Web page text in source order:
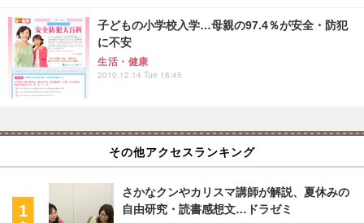
子どもの小学校入学…母親の97.4％が安全・防犯
に不安
生活・健康
2010.12.14 Tue 16:45
その他アクセスランキング
さかなクンやカリスマ講師が解説、夏休みの
自由研究・読書感想文…ドラゼミ